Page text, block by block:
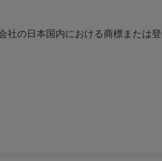
の日本国内における商標または登